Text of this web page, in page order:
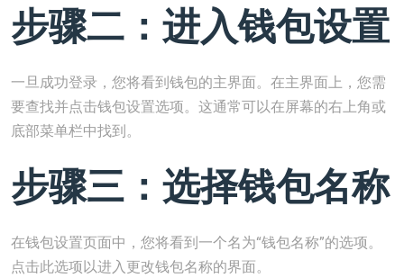
步骤二：进入钱包设置
一旦成功登录，您将看到钱包的主界面。在主界面上，您需
要查找并点击钱包设置选项。这通常可以在屏幕的右上角或
底部菜单栏中找到。
步骤三：选择钱包名称
在钱包设置页面中，您将看到一个名为“钱包名称”的选项。
点击此选项以进入更改钱包名称的界面。